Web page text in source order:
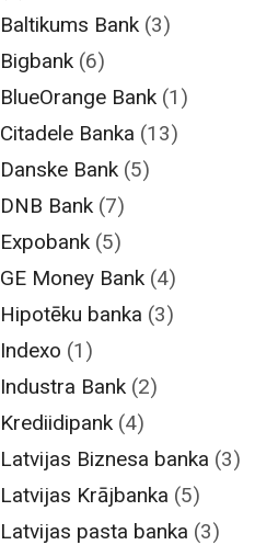
Baltikums Bank (3)
Bigbank (6)
BlueOrange Bank (1)
Citadele Banka (13)
Danske Bank (5)
DNB Bank (7)
Expobank (5)
GE Money Bank (4)
Hipotēku banka (3)
Indexo (1)
Industra Bank (2)
Krediidipank (4)
Latvijas Biznesa banka (3)
Latvijas Krājbanka (5)
Latvijas pasta banka (3)